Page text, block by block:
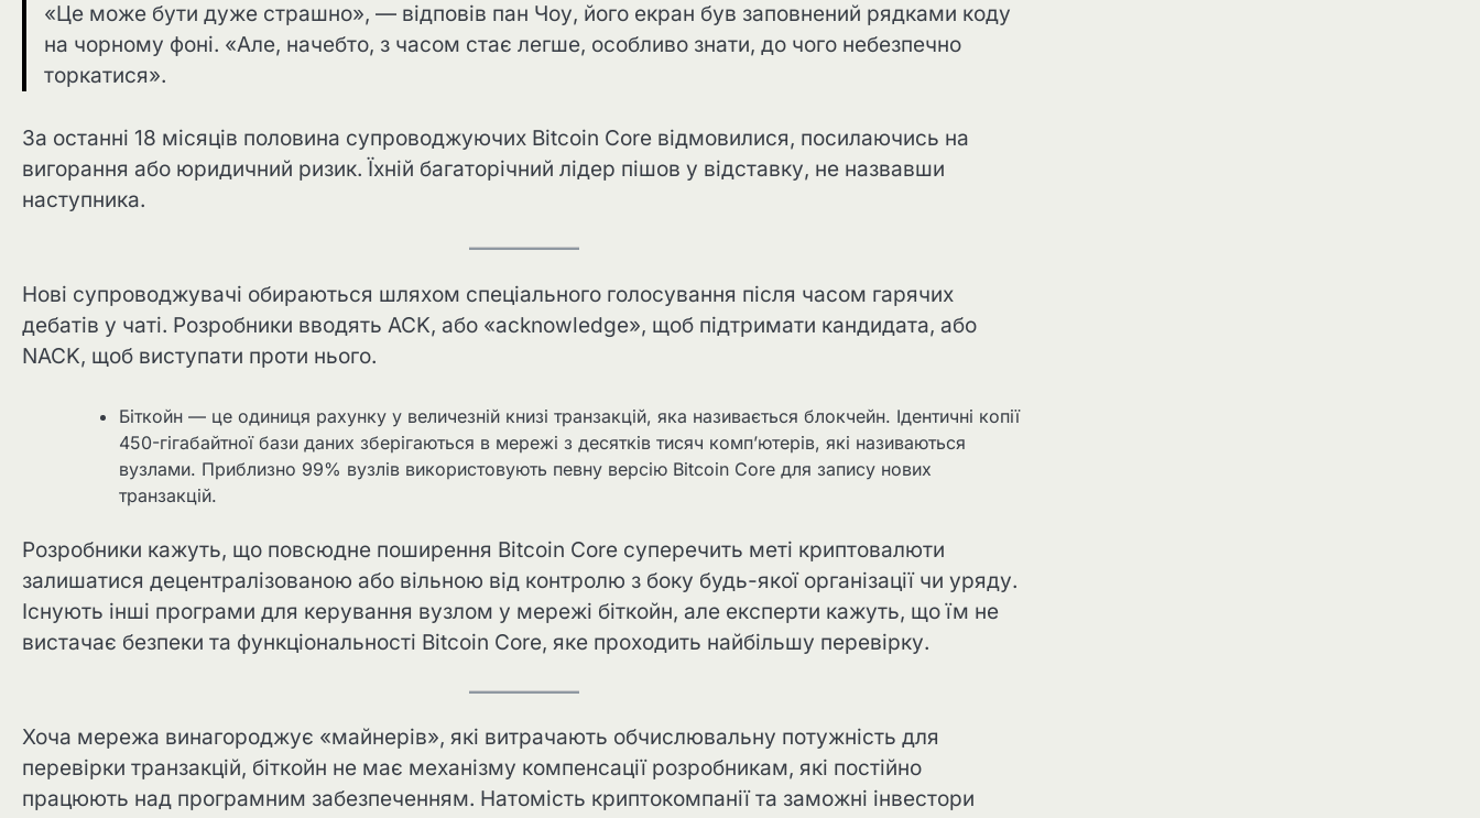
«Це може бути дуже страшно», — відповів пан Чоу, його екран був заповнений рядками коду
на чорному фоні. «Але, начебто, з часом стає легше, особливо знати, до чого небезпечно
торкатися».
За останні 18 місяців половина супроводжуючих Bitcoin Core відмовилися, посилаючись на
вигорання або юридичний ризик. Їхній багаторічний лідер пішов у відставку, не назвавши
наступника.
Нові супроводжувачі обираються шляхом спеціального голосування після часом гарячих
дебатів у чаті. Розробники вводять ACK, або «acknowledge», щоб підтримати кандидата, або
NACK, щоб виступати проти нього.
Біткойн — це одиниця рахунку у величезній книзі транзакцій, яка називається блокчейн. Ідентичні копії
450-гігабайтної бази даних зберігаються в мережі з десятків тисяч комп’ютерів, які називаються
вузлами. Приблизно 99% вузлів використовують певну версію Bitcoin Core для запису нових
транзакцій.
Розробники кажуть, що повсюдне поширення Bitcoin Core суперечить меті криптовалюти
залишатися децентралізованою або вільною від контролю з боку будь-якої організації чи уряду.
Існують інші програми для керування вузлом у мережі біткойн, але експерти кажуть, що їм не
вистачає безпеки та функціональності Bitcoin Core, яке проходить найбільшу перевірку.
Хоча мережа винагороджує «майнерів», які витрачають обчислювальну потужність для
перевірки транзакцій, біткойн не має механізму компенсації розробникам, які постійно
працюють над програмним забезпеченням. Натомість криптокомпанії та заможні інвестори